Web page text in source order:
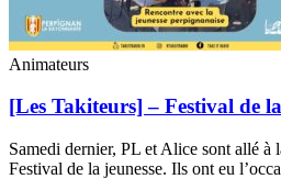
Animateurs
[Les Takiteurs] – Festival de
Samedi dernier, PL et Alice sont allé à
Festival de la jeunesse. Ils ont eu